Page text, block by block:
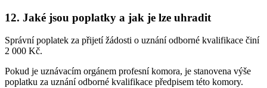
12. Jaké jsou poplatky a jak je lze uhradit
Správní poplatek za přijetí žádosti o uznání odborné kvalifikace činí
2 000 Kč.
Pokud je uznávacím orgánem profesní komora, je stanovena výše
poplatku za uznání odborné kvalifikace předpisem této komory.